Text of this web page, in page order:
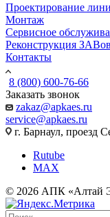
Проектирование
Монтаж
Сервисное
Реконструкция ЗАВов
Контакты
8 (800) 600-76-66
Заказать звонок
zakaz@apkaes.ru
service@apkaes.ru
г. Барнаул, проезд
Rutube
MAX
© 2026 АПК «Алтай